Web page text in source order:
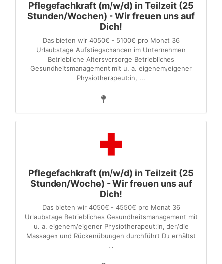
Pflegefachkraft (m/w/d) in Teilzeit (25
Stunden/Wochen) - Wir freuen uns auf
Dich!
Das bieten wir 4050€ - 5100€ pro Monat 36
Urlaubstage Aufstiegschancen im Unternehmen
Betriebliche Altersvorsorge Betriebliches
Gesundheitsmanagement mit u. a. eigenem/eigener
Physiotherapeut:in, ...
Pflegefachkraft (m/w/d) in Teilzeit (25
Stunden/Woche) - Wir freuen uns auf
Dich!
Das bieten wir 4050€ - 4550€ pro Monat 36
Urlaubstage Betriebliches Gesundheitsmanagement mit
u. a. eigenem/eigener Physiotherapeut:in, der/die
Massagen und Rückenübungen durchführt Du erhältst
...